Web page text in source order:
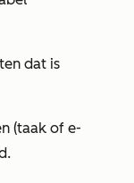
dat is
(taak of e-